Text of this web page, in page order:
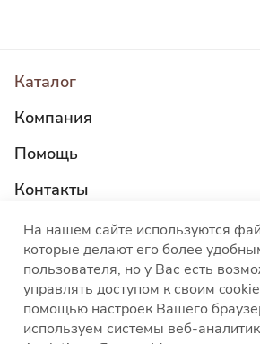
Каталог
Компания
Помощь
Контакты
8 800 555 45 04
sales@choco-corp.com
На нашем сайте используются
которые делают его более
пользователя, но у Вас есть
управлять доступом к своим
помощью настроек Вашего
используем системы веб-